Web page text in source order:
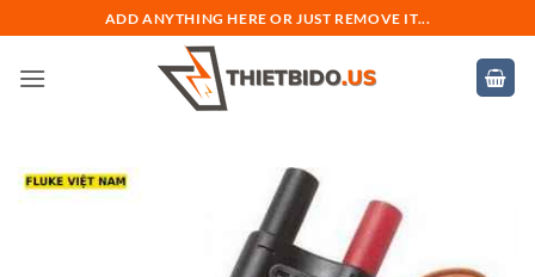
qua
nội
ADD ANYTHING HERE OR JUST REMOVE IT...